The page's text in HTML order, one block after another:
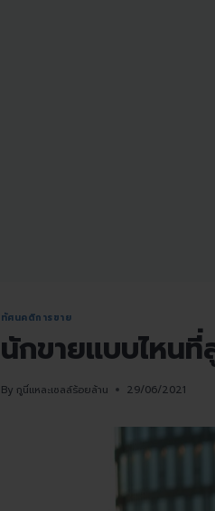
ทัศนคติการขาย
นักขายแบบไหนที่
By กูนี่แหละเซลล์ร้อยล้าน 29/06/2021